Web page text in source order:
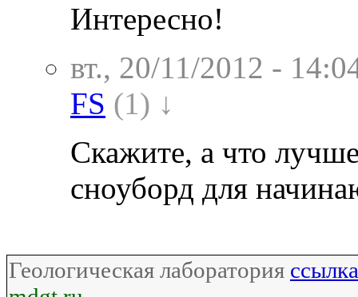
Интересно!
вт., 20/11/2012 -
FS (1) ↓
Скажите, а что
сноуборд для
Геологическая лаборатория ссылка